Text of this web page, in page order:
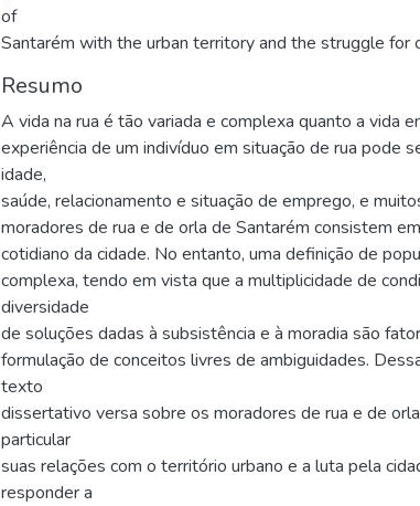
of
Santarém with the urban territory and the struggle for
Resumo
A vida na rua é tão variada e complexa quanto a vida
experiência de um indivíduo em situação de rua pode
idade,
saúde, relacionamento e situação de emprego, e
moradores de rua e de orla de Santarém consistem
cotidiano da cidade. No entanto, uma definição de
complexa, tendo em vista que a multiplicidade de
diversidade
de soluções dadas à subsistência e à moradia são
formulação de conceitos livres de ambiguidades.
texto
dissertativo versa sobre os moradores de rua e de
particular
suas relações com o território urbano e a luta pela
responder a